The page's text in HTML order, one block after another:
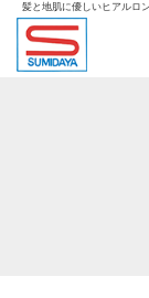
髪と地肌に優しいヒアルロ